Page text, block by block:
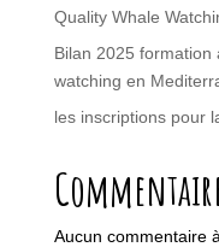
Quality Whale
Bilan 2025 formation
watching en
les inscriptions pour
Aucun commentaire